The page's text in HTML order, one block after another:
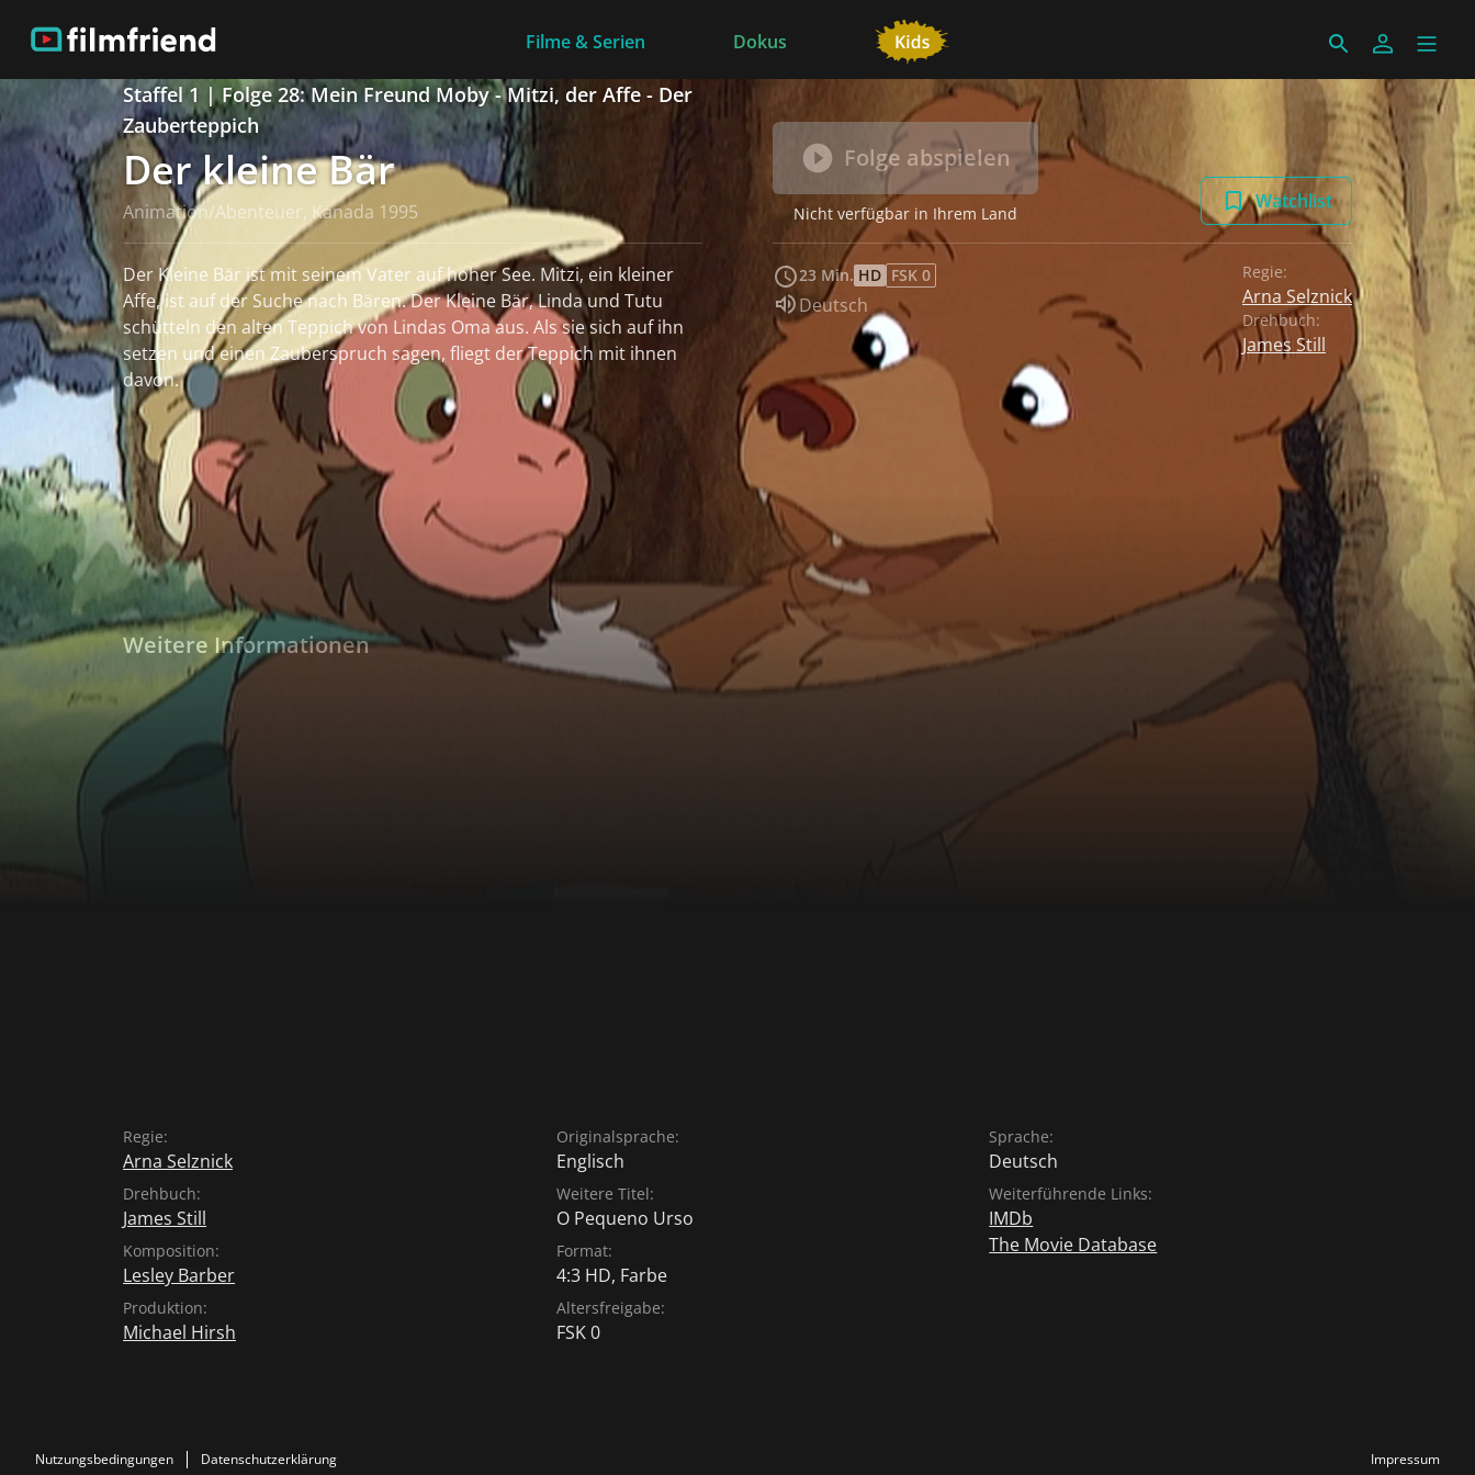
Filme & Serien Dokus
Staffel 1 | Folge 28: Mein Freund Moby - Mitzi, der Affe - Der
Zauberteppich
Der kleine Bär
Animation/Abenteuer, Kanada 1995
Folge abspielen
Nicht verfügbar in Ihrem Land
Watchlist
Der Kleine Bär ist mit seinem Vater auf hoher See. Mitzi, ein kleiner
Affe, ist auf der Suche nach Bären. Der Kleine Bär, Linda und Tutu
schütteln den alten Teppich von Lindas Oma aus. Als sie sich auf ihn
setzen und einen Zauberspruch sagen, fliegt der Teppich mit ihnen
davon.
weiterlesen
23 Min. HD FSK 0
Sprache:
Deutsch
Regie:
Arna Selznick
Drehbuch:
James Still
Weitere Informationen
Regie:
Arna Selznick
Drehbuch:
James Still
Komposition:
Lesley Barber
Produktion:
Michael Hirsh
Originalsprache:
Englisch
Weitere Titel:
O Pequeno Urso
Format:
4:3 HD, Farbe
Altersfreigabe:
FSK 0
Sprache:
Deutsch
Weiterführende Links:
IMDb
The Movie Database
Nutzungsbedingungen Datenschutzerklärung Impressum